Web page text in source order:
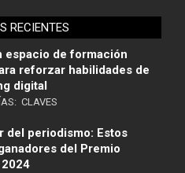
RECIENTES
espacio de formación
reforzar habilidades de
digital
CLAVES
del periodismo: Estos
del Premio